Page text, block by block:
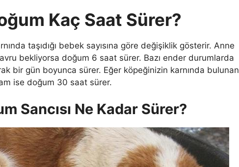
Kaç Saat Sürer?
taşıdığı bebek sayısına göre değişiklik gösterir. Anne
bekliyorsa doğum 6 saat sürer. Bazı ender durumlarda
bir gün boyunca sürer. Eğer köpeğinizin karnında bulunan
ise doğum 30 saat sürer.
Sancısı Ne Kadar Sürer?